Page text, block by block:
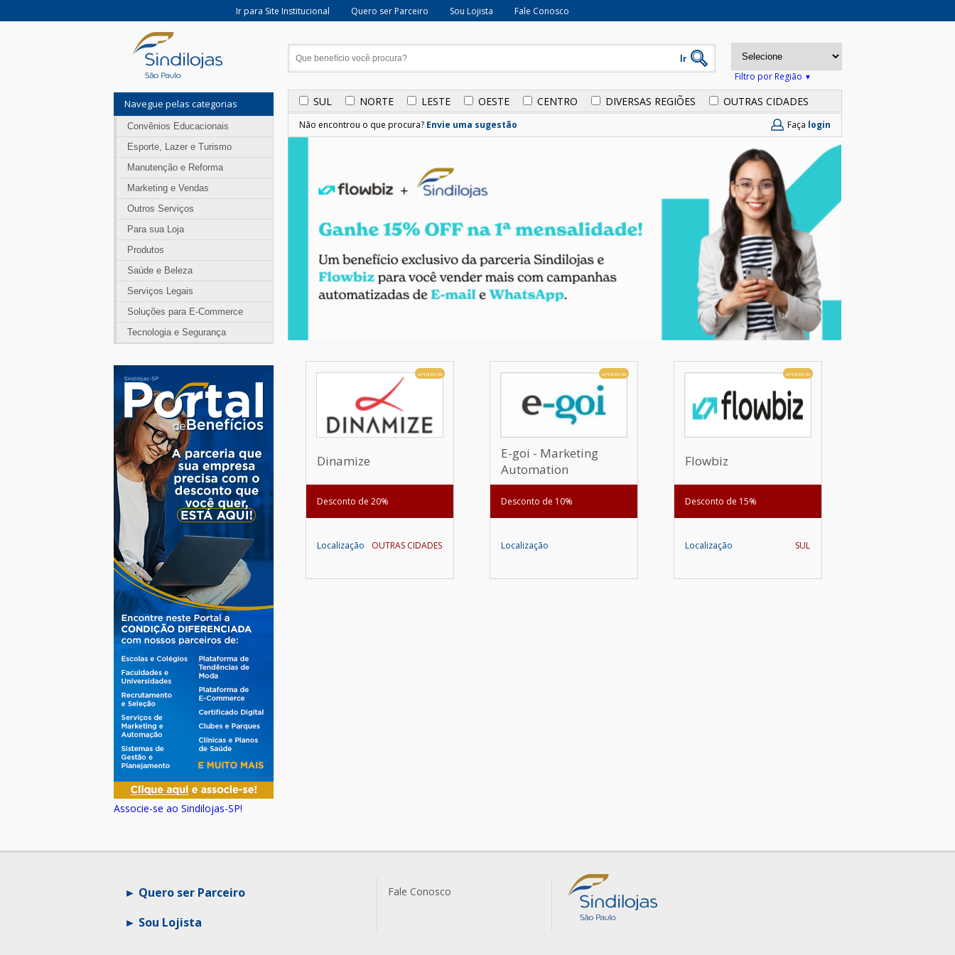
Ir para Site Institucional Quero ser Parceiro Sou Lojista Fale Conosco
Filtro por Região
SUL NORTE LESTE OESTE CENTRO DIVERSAS REGIÕES OUTRAS CIDADES
Navegue pelas categorias
Convênios Educacionais
Esporte, Lazer e Turismo
Manutenção e Reforma
Marketing e Vendas
Outros Serviços
Para sua Loja
Produtos
Saúde e Beleza
Serviços Legais
Soluções para E-Commerce
Tecnologia e Segurança
Associe-se ao Sindilojas-SP!
Não encontrou o que procura? Envie uma sugestão Faça login
anúncio
Dinamize
Desconto de 20%
Localização OUTRAS CIDADES
anúncio
E-goi - Marketing
Automation
Desconto de 10%
Localização
anúncio
Flowbiz
Desconto de 15%
Localização SUL
Quero ser Parceiro
Sou Lojista
Fale Conosco